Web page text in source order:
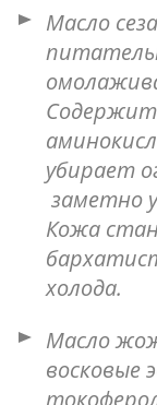
Масло
убирает
заметно
Кожа
холода.
Масло
восковые